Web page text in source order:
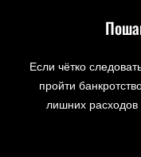
Если чётко
пройти
лишних расходов